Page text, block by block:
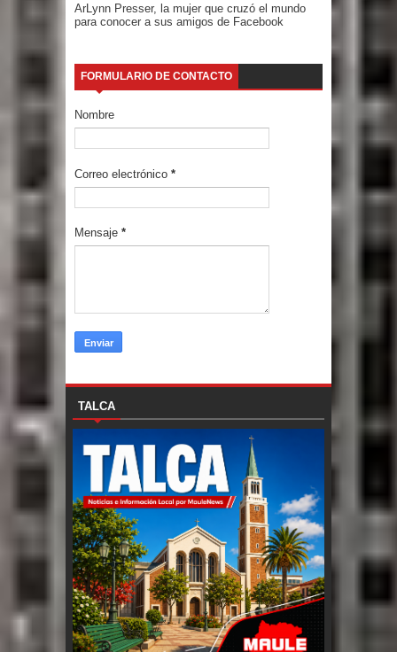
ArLynn Presser, la mujer que cruzó el mundo
para conocer a sus amigos de Facebook
FORMULARIO DE CONTACTO
Nombre
Correo electrónico *
Mensaje *
TALCA